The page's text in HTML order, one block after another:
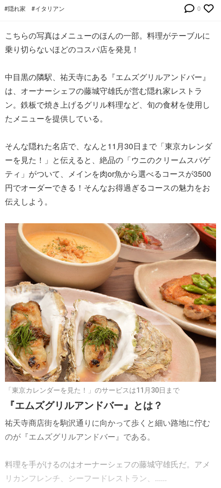
#隠れ家 #イタリアン 0
こちらの写真はメニューのほんの一部。料理がテーブルに
乗り切らないほどのコスパ店を発見！
中目黒の隣駅、祐天寺にある『エムズグリルアンドバー』
は、オーナーシェフの藤城守雄氏が営む隠れ家レストラ
ン。鉄板で焼き上げるグリル料理など、旬の食材を使用し
たメニューを提供している。
そんな隠れた名店で、なんと11月30日まで「東京カレンダ
ーを見た！」と伝えると、絶品の「ウニのクリームスパゲ
ティ」がついて、メインを肉or魚から選べるコースが3500
円でオーダーできる！そんなお得過ぎるコースの魅力をお
伝えしよう。
「東京カレンダーを見た！」のサービスは11月30日まで
『エムズグリルアンドバー』とは？
祐天寺商店街を駒沢通りに向かって歩くと細い路地に佇む
のが『エムズグリルアンドバー』である。
料理を手がけるのはオーナーシェフの藤城守雄氏だ。アメ
リカンフレンチ、シーフードレストラン、......